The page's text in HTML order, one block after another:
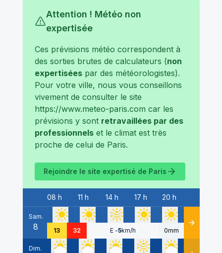
Attention ! Météo non
expertisée
Ces prévisions météo correspondent à
des sorties brutes de calculateurs (non
expertiséespar des météorologistes).
Pour votre ville, nous vous conseillons
vivement de consulter le site
https://www.meteo-paris.com car les
prévisions y sont retravaillées par des
professionnelset le climat est très
proche de celui de Paris.
Rejoindre le site expertisé de Paris
Date
08 h 11 h 14 h 17 h 20 h
Sam.
8 13 32 E -5km/h 0mm Détails
Dim.